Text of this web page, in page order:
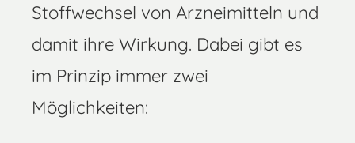
Stoffwechsel von Arzneimitteln und
damit ihre Wirkung. Dabei gibt es
im Prinzip immer zwei
Möglichkeiten: